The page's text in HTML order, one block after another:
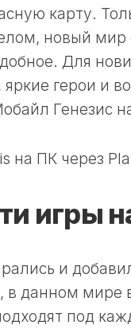
карту.
новый
Для
яркие герои и
Генезис
игры
и
данном мире
под